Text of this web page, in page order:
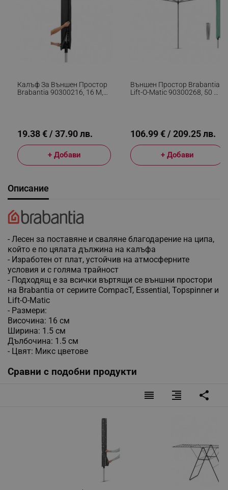
Калъф За Външен Простор
Brabantia 90300216, 16 М,
19.38 € / 37.90 лв.
+ Добави
Външен Простор Brabantia
Lift-O-Matic 90300268, 50 М,
Инокс
106.99 € / 209.25 лв.
+ Добави
Описание
- Лесен за поставяне и сваляне благодарение на ципа,
който е по цялата дължина на калъфа
- Изработен от плат, устойчив на атмосферните
условия и с голяма трайност
- Подходящ е за всички въртящи се външни простори
на Brabantia от сериите CompacT, Essential, Topspinner и
Lift-O-Matic
- Размери:
Височина: 16 см
Ширина: 1.5 см
Дълбочина: 1.5 см
- Цвят: Микс цветове
Сравни с подобни продукти
reorder format_align_right share